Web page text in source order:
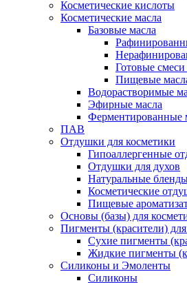
Косметические кислоты
Косметические масла
Базовые масла
Готовые смеси
Пищевые
Водорастворимые
Эфирные масла
Ферментированные
ПАВ
Отдушки для косметики
Гипоаллергенные
Отдушки для духов
Натуральные
Косметические
Пищевые
Основы (базы) для
Пигменты (красители)
Сухие пигменты
Жидкие пигменты
Силиконы и Эмоленты
Силиконы